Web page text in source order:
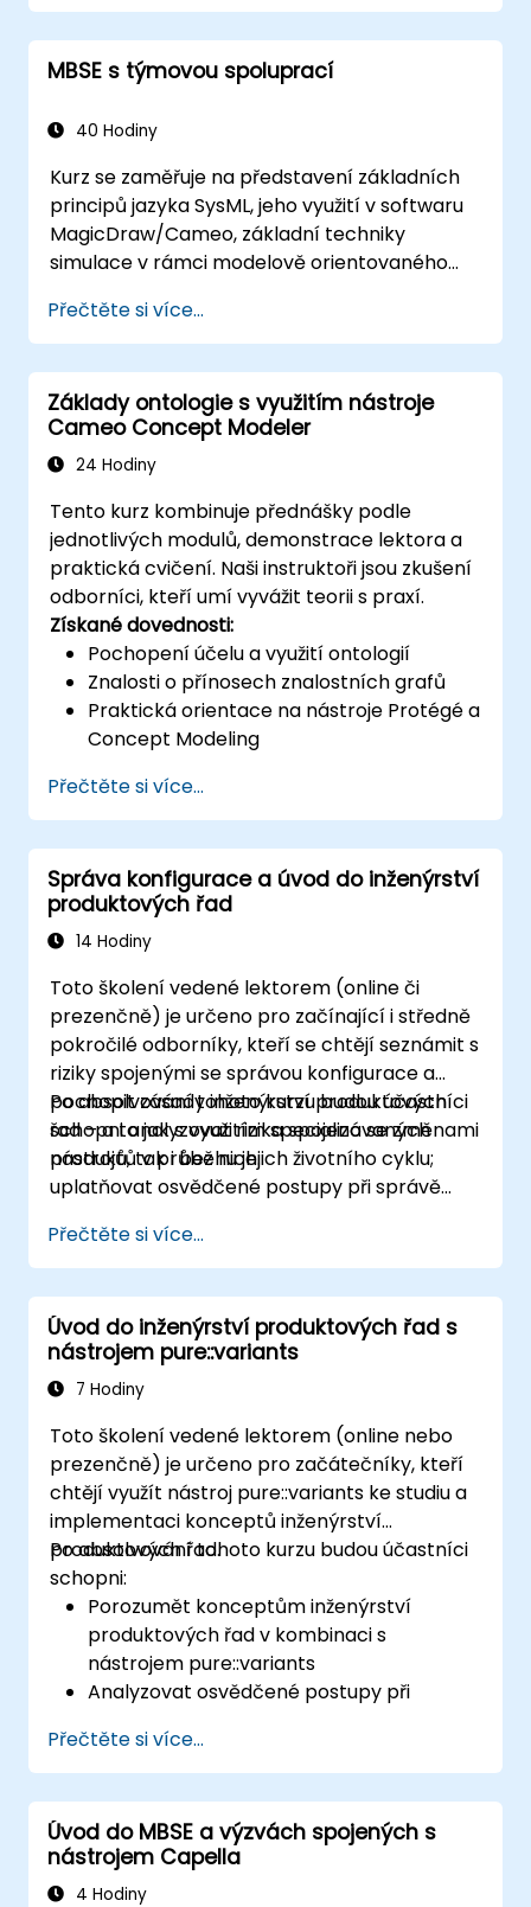
data uložená v modelech. Účastníci se naučí
sestavovat validační pravidla, měřit
parametry modelu a porozumět jejich
MBSE s týmovou spoluprací
40 Hodiny
Kurz se zaměřuje na představení základních
principů jazyka SysML, jeho využití v softwaru
MagicDraw/Cameo, základní techniky
simulace v rámci modelově orientovaného
tomto oboru. Absolvujícím také poskytne
úvod do klíčových funkcí služby Teamwork
Cloud od společnosti CATIA No Magic a do
konceptů specifických doménových jazyků
(DSL) v rámci nástroje MagicDraw.​
Přečtěte si více...
Základy ontologie s využitím nástroje
Cameo Concept Modeler
24 Hodiny
Tento kurz kombinuje přednášky podle
jednotlivých modulů, demonstrace lektora a
praktická cvičení. Naši instruktoři jsou zkušení
odborníci, kteří umí vyvážit teorii s praxí.
Získané dovednosti:
Pochopení účelu a využití ontologií
Znalosti o přínosech znalostních grafů
Praktická orientace na nástroje Protégé a
Concept Modeling
Přečtěte si více...
Správa konfigurace a úvod do inženýrství
produktových řad
14 Hodiny
Toto školení vedené lektorem (online či
prezenčně) je určeno pro začínající i středně
pokročilé odborníky, kteří se chtějí seznámit s
riziky spojenými se správou konfigurace a
pochopit zásady inženýrství produktových
řad – a to jak s využitím specializovaných
nástrojů, tak i bez nich.
Po absolvování tohoto kurzu budou účastníci
schopni analyzovat rizika spojená se změnami
produktů v průběhu jejich životního cyklu;
uplatňovat osvědčené postupy při správě
inženýrství produktových řad; modelovat
variabilitu a strukturu produktových řad s
využitím či bez nástrojů; realizovat kompletní
proces od definice variability až po tvorbu
konkrétního produktu; a hodnotit výhody
používání nástrojů typu pure::variants a
Přečtěte si více...
Úvod do inženýrství produktových řad s
nástrojem pure::variants
7 Hodiny
Toto školení vedené lektorem (online nebo
prezenčně) je určeno pro začátečníky, kteří
chtějí využít nástroj pure::variants ke studiu a
implementaci konceptů inženýrství
produktových řad.
Po absolvování tohoto kurzu budou účastníci
schopni:
Porozumět konceptům inženýrství
produktových řad v kombinaci s
nástrojem pure::variants
Analyzovat osvědčené postupy při
Implementovat celý proces řízení
variability – od definice až po vytvoření
konkrétních variant produktů
Používat nástroj pure::variants spolu s
konektorovými aplikacemi jako je
Microsoft Office
Přečtěte si více...
Úvod do MBSE a výzvách spojených s
nástrojem Capella
4 Hodiny